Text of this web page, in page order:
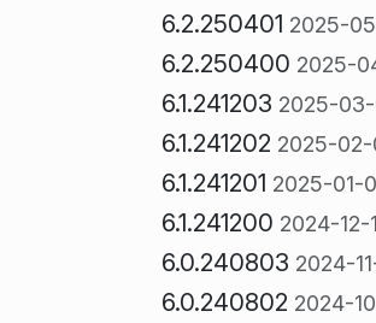
6.2.250401 2025-
6.2.250400 2025-
6.1.241203 2025-
6.1.241202 2025-
6.1.241201 2025-01-
6.1.241200 2024-12-
6.0.240803 2024-
6.0.240802 2024-